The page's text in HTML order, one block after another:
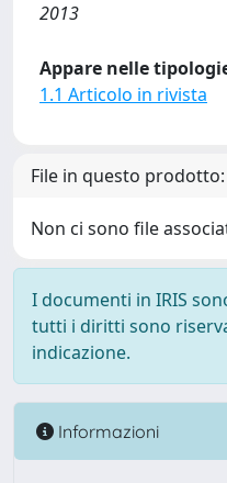
2013
Appare nelle
1.1 Articolo in rivista
File in questo prodotto:
Non ci sono file
I documenti in IRIS
tutti i diritti sono
indicazione.
Informazioni